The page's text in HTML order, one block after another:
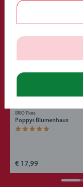
Andere
Poppys Blumenhaus
Durchschnittliche
BRIO Flora
€ 17,99